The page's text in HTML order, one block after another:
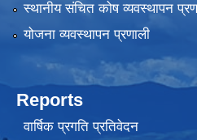
स्थानीय संचित कोष व्यवस्थापन
योजना व्यवस्थापन प्रणाली
Reports
वार्षिक प्रगति प्रतिवेदन